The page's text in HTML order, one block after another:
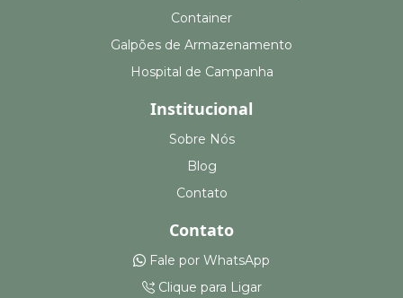
Container
Galpões de Armazenamento
Hospital de Campanha
Institucional
Sobre Nós
Blog
Contato
Contato
Fale por WhatsApp
Clique para Ligar